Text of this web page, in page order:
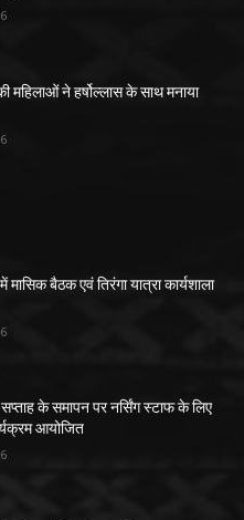
महिलाओं ने हर्षोल्लास के साथ मनाया
बैठक एवं तिरंगा यात्रा कार्यशाला
के समापन पर नर्सिंग स्टाफ के लिए
आयोजित